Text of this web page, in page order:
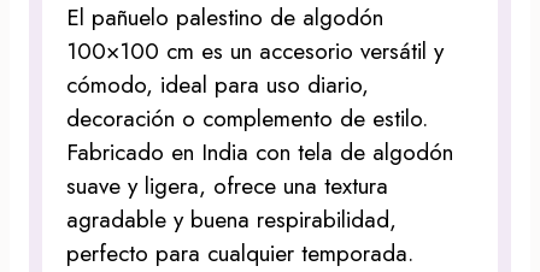
El pañuelo palestino de algodón
100×100 cm es un accesorio versátil y
cómodo, ideal para uso diario,
decoración o complemento de estilo.
Fabricado en India con tela de algodón
suave y ligera, ofrece una textura
agradable y buena respirabilidad,
perfecto para cualquier temporada.